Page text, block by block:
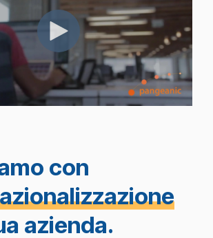
con
azienda.